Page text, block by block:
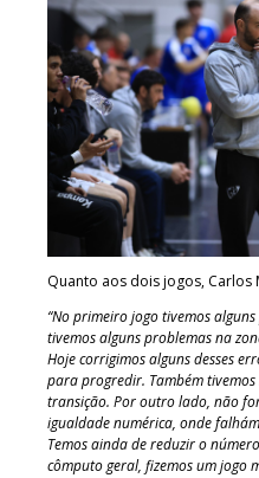
Quanto aos dois jogos,
“No primeiro jogo tivemos
tivemos alguns problemas na
Hoje corrigimos alguns desses
para progredir. Também
transição. Por outro lado, não
igualdade numérica, onde
Temos ainda de reduzir o
cômputo geral, fizemos um jogo